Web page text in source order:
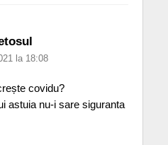
la 18:08
covidu?
astuia nu-i sare siguranta